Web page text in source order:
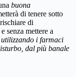
buona
di tenere sotto
di
senza mettere a
, utilizzando i farmaci
dal più banale